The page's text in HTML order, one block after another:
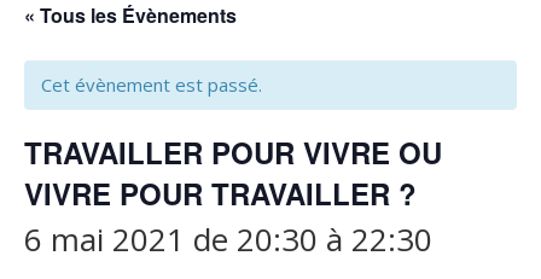
« Tous les Évènements
Cet évènement est passé.
TRAVAILLER POUR VIVRE OU
VIVRE POUR TRAVAILLER ?
6 mai 2021 de 20:30 à 22:30